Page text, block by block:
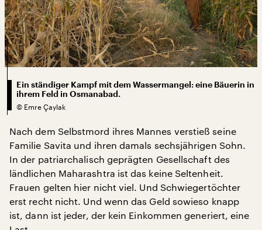
Ein ständiger Kampf mit dem Wassermangel: eine Bäuerin in
ihrem Feld in Osmanabad.
© Emre Çaylak
Nach dem Selbstmord ihres Mannes verstieß seine
Familie Savita und ihren damals sechsjährigen Sohn.
In der patriarchalisch geprägten Gesellschaft des
ländlichen Maharashtra ist das keine Seltenheit.
Frauen gelten hier nicht viel. Und Schwiegertöchter
erst recht nicht. Und wenn das Geld sowieso knapp
ist, dann ist jeder, der kein Einkommen generiert, eine